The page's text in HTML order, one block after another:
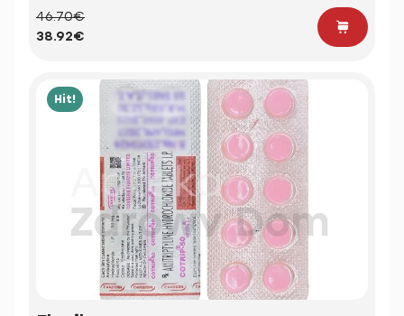
46.70€
38.92€
Hit!